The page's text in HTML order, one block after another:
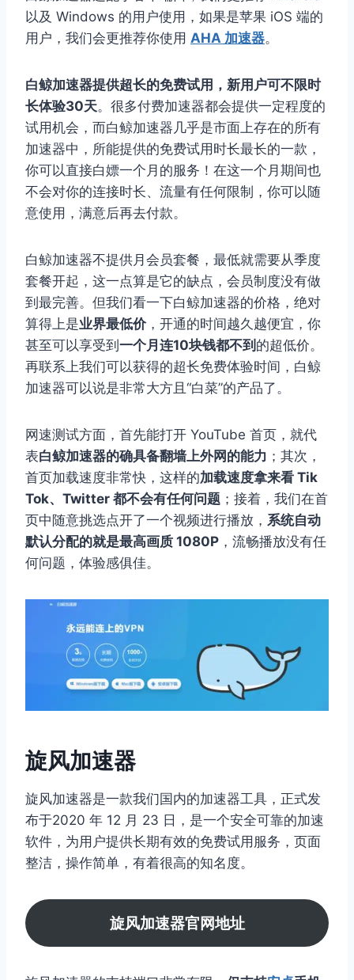
以及 Windows 的用户使用，如果是苹果 iOS 端的
用户，我们会更推荐你使用 AHA 加速器。
白鲸加速器提供超长的免费试用，新用户可不限时
长体验30天。很多付费加速器都会提供一定程度的
试用机会，而白鲸加速器几乎是市面上存在的所有
加速器中，所能提供的免费试用时长最长的一款，
你可以直接白嫖一个月的服务！在这一个月期间也
不会对你的连接时长、流量有任何限制，你可以随
意使用，满意后再去付款。
白鲸加速器不提供月会员套餐，最低就需要从季度
套餐开起，这一点算是它的缺点，会员制度没有做
到最完善。但我们看一下白鲸加速器的价格，绝对
算得上是业界最低价，开通的时间越久越便宜，你
甚至可以享受到 一个月连10块钱都不到 的超低价。
再联系上我们可以获得的超长免费体验时间，白鲸
加速器可以说是非常大方且“白菜”的产品了。
网速测试方面，首先能打开 YouTube 首页，就代
表白鲸加速器的确具备翻墙上外网的能力 ；其次，
首页加载速度非常快，这样的加载速度拿来看 Tik
Tok、Twitter 都不会有任何问题 ；接着，我们在首
页中随意挑选点开了一个视频进行播放， 系统自动
默认分配的就是最高画质 1080P ，流畅播放没有任
何问题，体验感俱佳。
旋风加速器
旋风加速器是一款我们国内的加速器工具，正式发
布于2020 年 12 月 23 日，是一个安全可靠的加速
软件，为用户提供长期有效的免费试用服务，页面
整洁，操作简单，有着很高的知名度。
旋风加速器官网地址